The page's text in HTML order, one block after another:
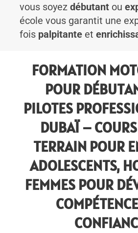
vous soyez débutant ou
école vous garantit une
fois palpitante et
FORMATION
POUR
PILOTES
DUBAÏ –
TERRAIN POUR
ADOLESCENTS,
FEMMES POUR